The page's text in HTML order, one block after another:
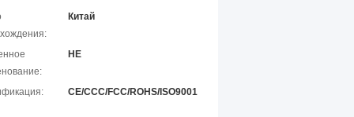
Китай
HE
CE/CCC/FCC/ROHS/ISO9001